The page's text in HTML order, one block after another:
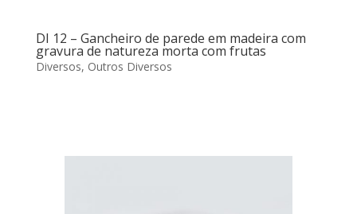
DI 12 – Gancheiro de parede em madeira com
gravura de natureza morta com frutas
Diversos, Outros Diversos